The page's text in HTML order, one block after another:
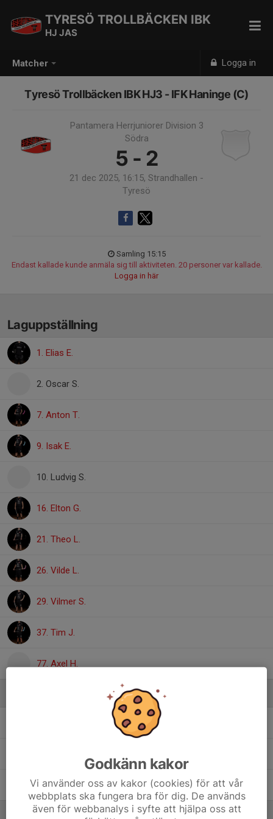
Matcher Logga in
TYRESÖ TROLLBÄCKEN IBK
HJ JAS
Tyresö Trollbäcken IBK HJ3 - IFK Haninge (C)
Pantamera Herrjuniorer Division 3
Södra
5 - 2
21 dec 2025, 16:15, Strandhallen -
Tyresö
Samling 15:15
Endast kallade kunde anmäla sig till aktiviteten. 20 personer var kallade.
Logga in här
Laguppställning
1. Elias E.
2. Oscar S.
7. Anton T.
9. Isak E.
10. Ludvig S.
16. Elton G.
21. Theo L.
26. Vilde L.
29. Vilmer S.
37. Tim J.
77. Axel H.
Team manager
Jens Strandberg Assisterande tränare
Godkänn kakor
Vi använder oss av kakor (cookies) för att vår
webbplats ska fungera bra för dig. De används
även för webbanalys i syfte att hjälpa oss att